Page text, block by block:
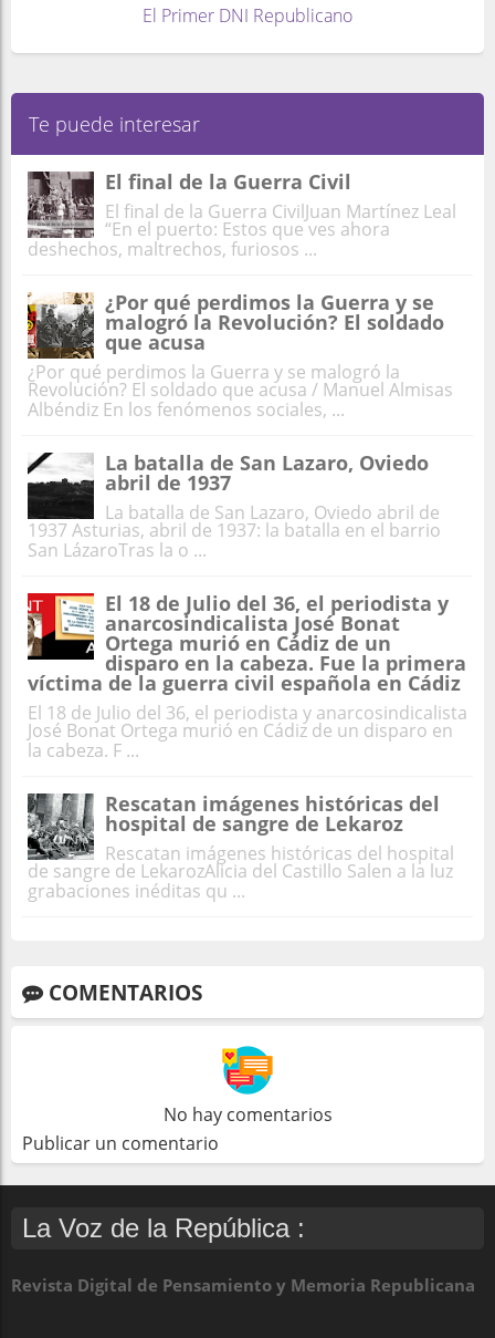
El Primer DNI Republicano
Te puede interesar
El final de la Guerra Civil
El final de la Guerra CivilJuan Martínez Leal
“En el puerto: Estos que ves ahora
deshechos, maltrechos, furiosos ...
¿Por qué perdimos la Guerra y se
malogró la Revolución? El soldado
que acusa
¿Por qué perdimos la Guerra y se malogró la
Revolución? El soldado que acusa / Manuel Almisas
Albéndiz En los fenómenos sociales, ...
La batalla de San Lazaro, Oviedo
abril de 1937
La batalla de San Lazaro, Oviedo abril de
1937 Asturias, abril de 1937: la batalla en el barrio
San LázaroTras la o ...
El 18 de Julio del 36, el periodista y
anarcosindicalista José Bonat
Ortega murió en Cádiz de un
disparo en la cabeza. Fue la primera
víctima de la guerra civil española en Cádiz
El 18 de Julio del 36, el periodista y anarcosindicalista
José Bonat Ortega murió en Cádiz de un disparo en
la cabeza. F ...
Rescatan imágenes históricas del
hospital de sangre de Lekaroz
Rescatan imágenes históricas del hospital
de sangre de LekarozAlicia del Castillo Salen a la luz
grabaciones inéditas qu ...
COMENTARIOS
No hay comentarios
Publicar un comentario
La Voz de la República :
Revista Digital de Pensamiento y Memoria Republicana